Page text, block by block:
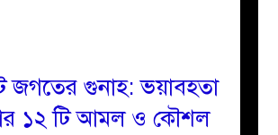
জগতের গুনাহ: ভয়াবহতা
১২ টি আমল ও কৌশল